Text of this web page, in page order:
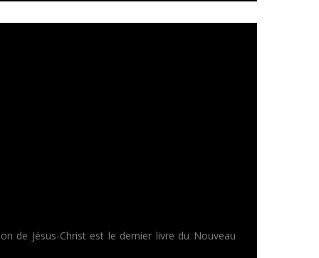
de Jésus-Christ est le dernier livre du Nouveau